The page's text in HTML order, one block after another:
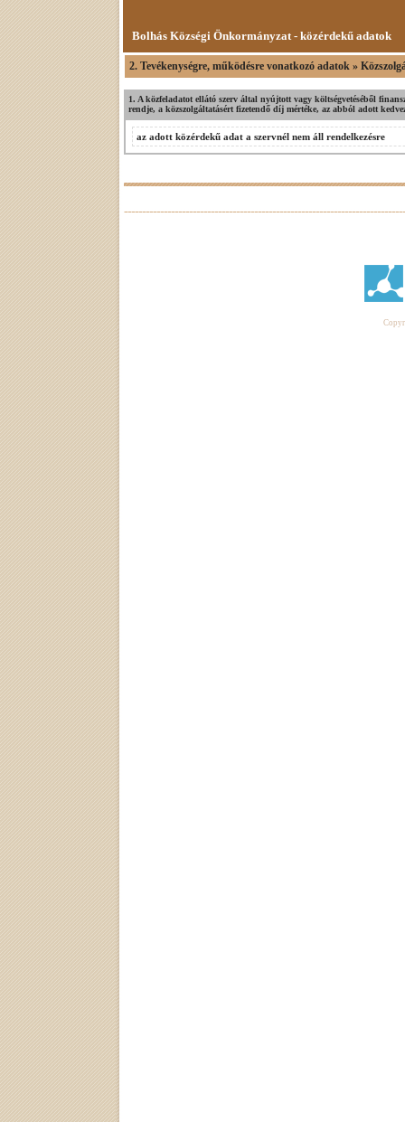
Bolhás Községi Önkormányzat - közérdekű adatok
2. Tevékenységre, működésre vonatkozó adatok »
1. A közfeladatot ellátó szerv által nyújtott vagy költségvetéséből
rendje, a közszolgáltatásért fizetendő díj mértéke, az abból adott
az adott közérdekű adat a szervnél nem áll rendelkezésre